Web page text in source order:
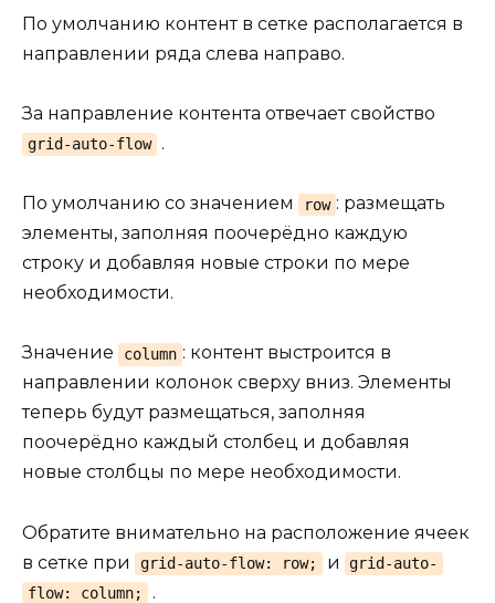
По умолчанию контент в сетке располагается в
направлении ряда слева направо.
За направление контента отвечает свойство
grid-auto-flow .
По умолчанию со значением row : размещать
элементы, заполняя поочерёдно каждую
строку и добавляя новые строки по мере
необходимости.
Значение column : контент выстроится в
направлении колонок сверху вниз. Элементы
теперь будут размещаться, заполняя
поочерёдно каждый столбец и добавляя
новые столбцы по мере необходимости.
Обратите внимательно на расположение ячеек
в сетке при
grid-auto-flow: row; и
grid-auto-
flow: column;
.